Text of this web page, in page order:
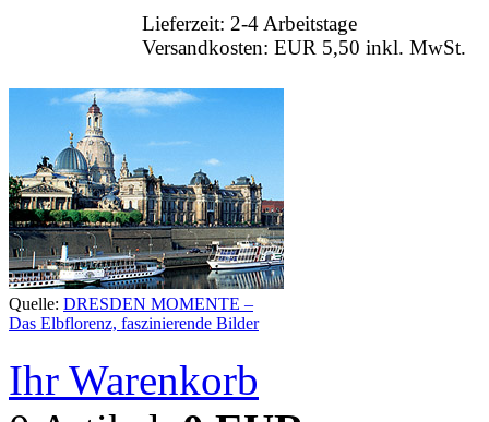
Lieferzeit: 2-4 Arbeitstage
Versandkosten: EUR 5,50 inkl. MwSt.
Quelle: DRESDEN MOMENTE –
Das Elbflorenz, faszinierende Bilder
Ihr Warenkorb